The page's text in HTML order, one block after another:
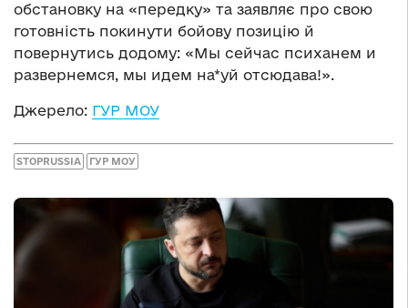
обстановку на «передку» та заявляє про свою
готовність покинути бойову позицію й
повернутись додому: «Мы сейчас психанем и
развернемся, мы идем на*уй отсюдава!».
Джерело: ГУР МОУ
STOPRUSSIA ГУР МОУ